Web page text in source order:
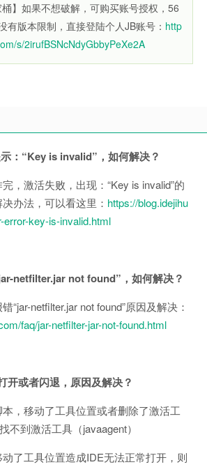
桶】如果不想破解，可购买账号授权，56
有版本限制，直接登陆个人JB账号： http
s/2irufBSNcNdyGbbyPeXe2A
：“Key is invalid”，如何解决？
，激活失败，出现：“Key is invalid”的
办法，可以看这里： https://blog.idejihu
error-key-is-invalid.html
netfilter.jar not found”，如何解决？
“jar-netfilter.jar not found”原因及解决：
faq/jar-netfilter-jar-not-found.html
开或者闪退，原因及解决？
，移动了工具位置或者删除了激活工
不到激活工具（javaagent）
了工具位置造成IDE无法正常打开，则